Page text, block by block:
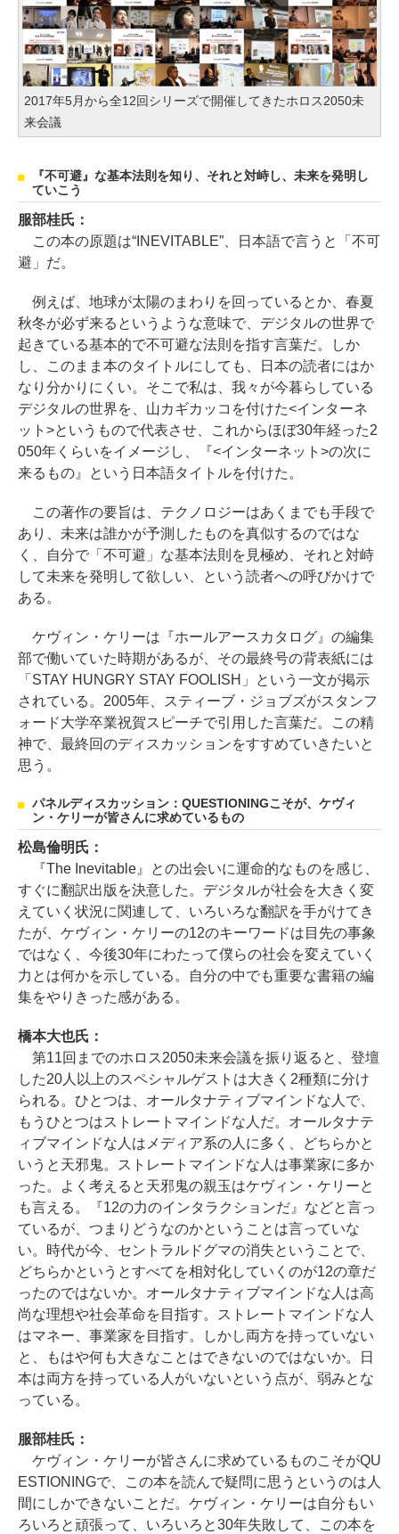
2017年5月から全12回シリーズで開催してきたホロス2050未
来会議
『不可避』な基本法則を知り、それと対峙し、未来を発明し
ていこう
服部桂氏：
この本の原題は“INEVITABLE”、日本語で言うと「不可
避」だ。
例えば、地球が太陽のまわりを回っているとか、春夏
秋冬が必ず来るというような意味で、デジタルの世界で
起きている基本的で不可避な法則を指す言葉だ。しか
し、このまま本のタイトルにしても、日本の読者にはか
なり分かりにくい。そこで私は、我々が今暮らしている
デジタルの世界を、山カギカッコを付けた<インターネ
ット>というもので代表させ、これからほぼ30年経った2
050年くらいをイメージし、『<インターネット>の次に
来るもの』という日本語タイトルを付けた。
この著作の要旨は、テクノロジーはあくまでも手段で
あり、未来は誰かが予測したものを真似するのではな
く、自分で「不可避」な基本法則を見極め、それと対峙
して未来を発明して欲しい、という読者への呼びかけで
ある。
ケヴィン・ケリーは『ホールアースカタログ』の編集
部で働いていた時期があるが、その最終号の背表紙には
「STAY HUNGRY STAY FOOLISH」という一文が掲示
されている。2005年、スティーブ・ジョブズがスタンフ
ォード大学卒業祝賀スピーチで引用した言葉だ。この精
神で、最終回のディスカッションをすすめていきたいと
思う。
パネルディスカッション：QUESTIONINGこそが、ケヴィ
ン・ケリーが皆さんに求めているもの
松島倫明氏：
『The Inevitable』との出会いに運命的なものを感じ、
すぐに翻訳出版を決意した。デジタルが社会を大きく変
えていく状況に関連して、いろいろな翻訳を手がけてき
たが、ケヴィン・ケリーの12のキーワードは目先の事象
ではなく、今後30年にわたって僕らの社会を変えていく
力とは何かを示している。自分の中でも重要な書籍の編
集をやりきった感がある。
橋本大也氏：
第11回までのホロス2050未来会議を振り返ると、登壇
した20人以上のスペシャルゲストは大きく2種類に分け
られる。ひとつは、オールタナティブマインドな人で、
もうひとつはストレートマインドな人だ。オールタナテ
ィブマインドな人はメディア系の人に多く、どちらかと
いうと天邪鬼。ストレートマインドな人は事業家に多か
った。よく考えると天邪鬼の親玉はケヴィン・ケリーと
も言える。『12の力のインタラクションだ』などと言っ
ているが、つまりどうなのかということは言っていな
い。時代が今、セントラルドグマの消失ということで、
どちらかというとすべてを相対化していくのが12の章だ
ったのではないか。オールタナティブマインドな人は高
尚な理想や社会革命を目指す。ストレートマインドな人
はマネー、事業家を目指す。しかし両方を持っていない
と、もはや何も大きなことはできないのではないか。日
本は両方を持っている人がいないという点が、弱みとな
っている。
服部桂氏：
ケヴィン・ケリーが皆さんに求めているものこそがQU
ESTIONINGで、この本を読んで疑問に思うというのは人
間にしかできないことだ。ケヴィン・ケリーは自分もい
ろいろと頑張って、いろいろと30年失敗して、この本を